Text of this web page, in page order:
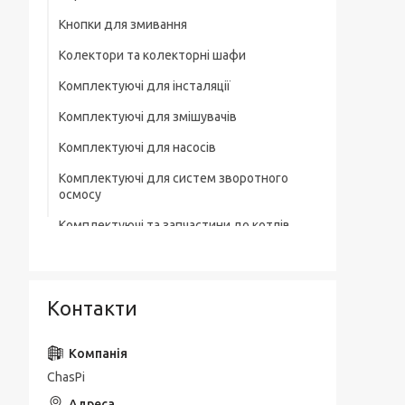
Кнопки для змивання
Колектори та колекторні шафи
Комплектуючі для інсталяції
Комплектуючі для змішувачів
Комплектуючі для насосів
Комплектуючі для систем зворотного
осмосу
Комплектуючі та запчастини до котлів
Лотки для зливної каналізації
Мильниці
Монтажні елементи
Контакти
ChasPi